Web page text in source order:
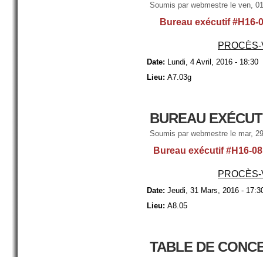
Soumis par webmestre le ven,
Bureau exécutif #H16-
Date: Lundi, 4 Avril, 2016 - 18:30
Lieu: A7.03g
BUREAU
Soumis par webmestre le mar,
Bureau exécutif #H16-
Date: Jeudi, 31 Mars, 2016 -
Lieu: A8.05
TABLE DE